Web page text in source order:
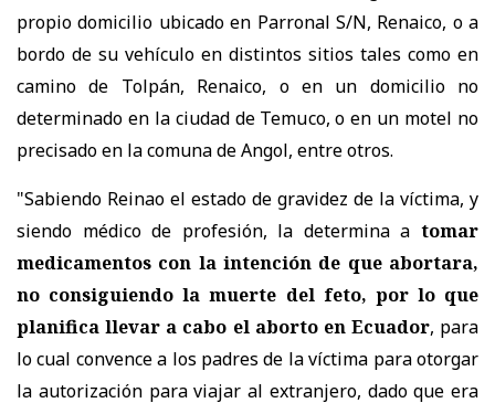
propio domicilio ubicado en Parronal S/N, Renaico, o a
bordo de su vehículo en distintos sitios tales como en
camino de Tolpán, Renaico, o en un domicilio no
determinado en la ciudad de Temuco, o en un motel no
precisado en la comuna de Angol, entre otros.
"Sabiendo Reinao el estado de gravidez de la víctima, y
siendo médico de profesión, la determina a tomar
medicamentos con la intención de que abortara,
no consiguiendo la muerte del feto, por lo que
planifica llevar a cabo el aborto en Ecuador, para
lo cual convence a los padres de la víctima para otorgar
la autorización para viajar al extranjero, dado que era